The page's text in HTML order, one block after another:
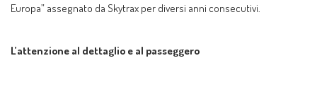
Europa” assegnato da Skytrax per diversi anni consecutivi.
L’attenzione al dettaglio e al passeggero